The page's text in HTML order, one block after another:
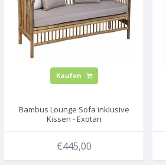
Kaufen
Bambus Lounge Sofa inklusive
Kissen - Exotan
€445,00